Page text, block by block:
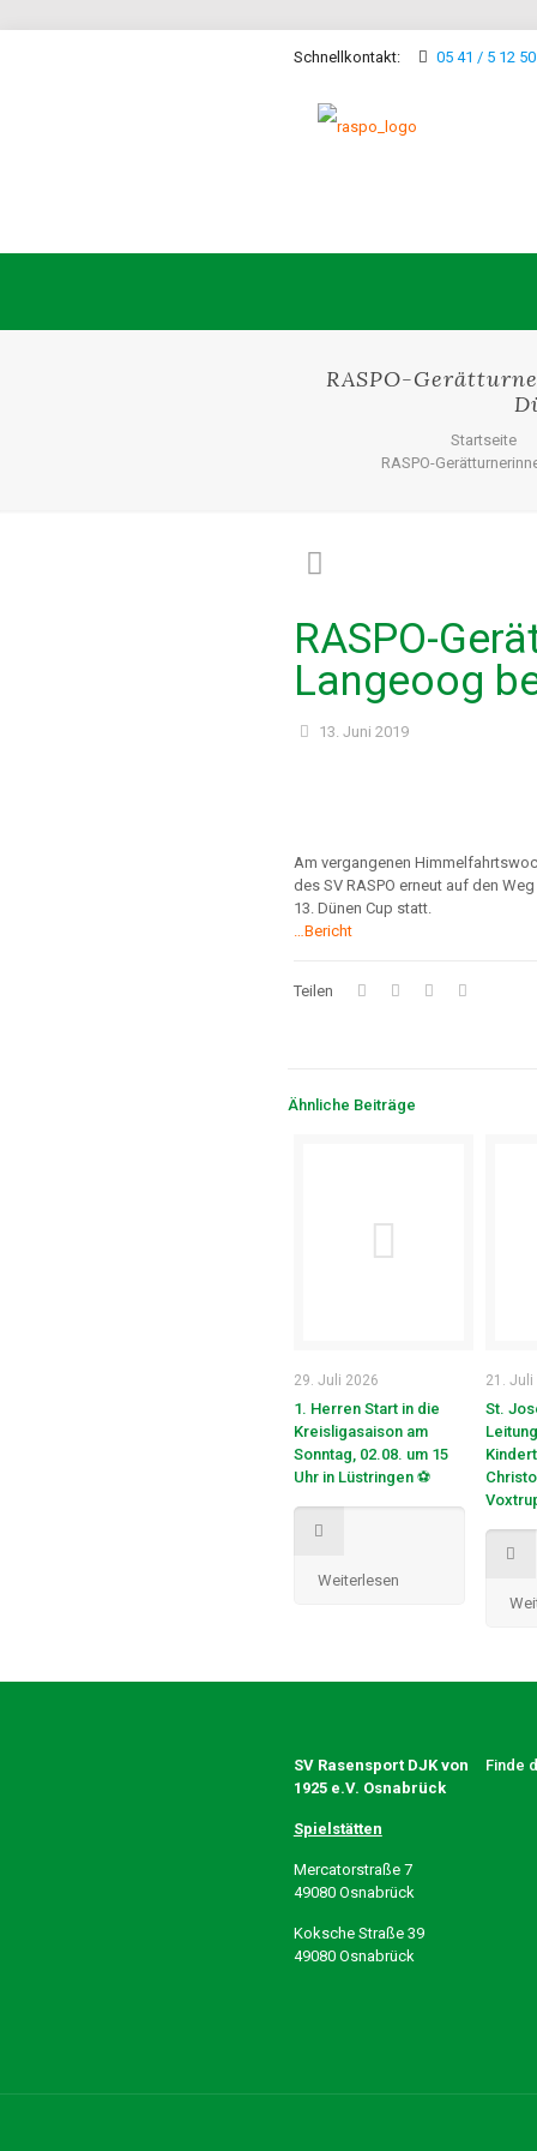
Schnellkontakt: 05 41 / 5 12 50
RASPO-
Startseite
RASPO-
RASPO-
Langeoog
13. Juni 2019
Am vergangenen
des SV RASPO erneut auf den
13. Dünen Cup statt.
…Bericht
Teilen
Ähnliche Beiträge
29. Juli 2026
1. Herren Start in die
Kreisligasaison am
Sonntag, 02.08. um 15
Uhr in Lüstringen ⚽
Weiterlesen
21. Juli
St.
SV Rasensport DJK von
1925 e.V. Osnabrück
Spielstätten
Mercatorstraße 7
49080 Osnabrück
Koksche Straße 39
49080 Osnabrück
Finde